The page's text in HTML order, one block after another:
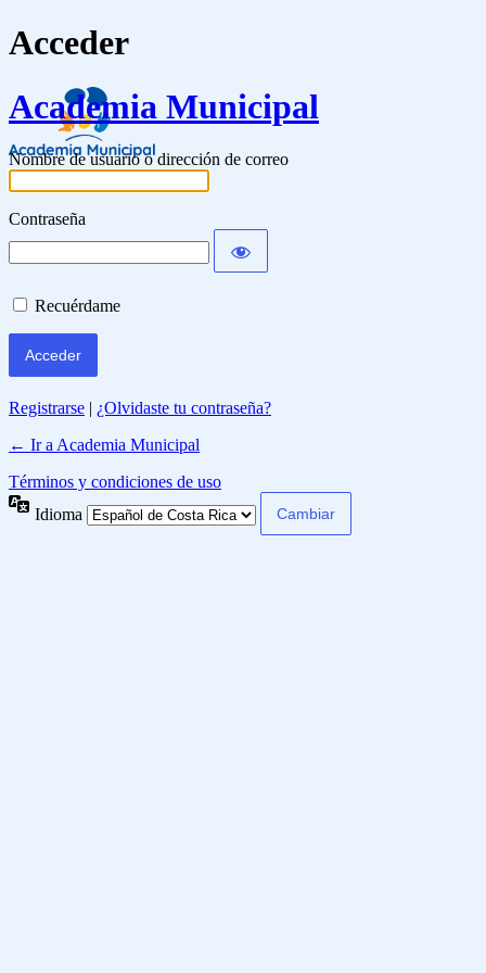
Acceder
Academia Municipal
Nombre de usuario o dirección de correo
Contraseña
Recuérdame
Registrarse | ¿Olvidaste tu contraseña?
← Ir a Academia Municipal
Términos y condiciones de uso
Idioma